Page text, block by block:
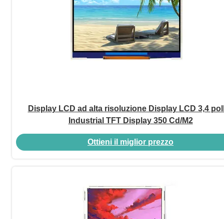
Display LCD ad alta risoluzione Display LCD 3,4
Industrial TFT Display 350 Cd/M2
Ottieni il miglior prezzo